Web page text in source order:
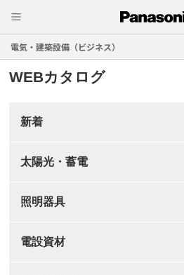
電気・建築設備（ビジネス）
WEBカタログ
新着
太陽光・蓄電
照明器具
電設資材